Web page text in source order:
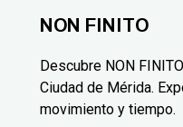
NON FINITO
Descubre NON
Ciudad de Mérida.
movimiento y tiempo.